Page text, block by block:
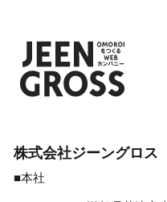
株式会社ジーングロス
■本社